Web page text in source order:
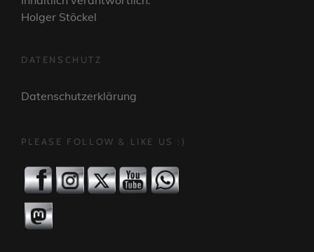
Holger Stöckel
DATENSCHUTZ
Datenschutzerklärung
PLEASE FOLLOW & LIKE US :)